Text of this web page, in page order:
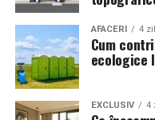
Valoarea 30 indică
temperatura normală
Rezultatul este un
economie de
În plus, prin alegerea
organizatorii unui
impactul negativ
soluțiile tradiționale,
pentru natură. Astfel,
AFACERI 4
Cum
ecologice
EXCLUSIV 4